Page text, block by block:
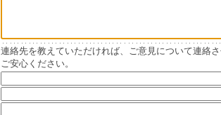
連絡先を教えていただければ、ご意見について連絡
ご安心ください。